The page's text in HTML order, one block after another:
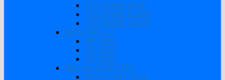
TECHFINE 4KW
TECHFINE 6.2KW
TECHFINE 11KW
BIẾN TẦN SP
SP 3200
SP 4200
SP 7000
Biến tần SOROTEC
REVO HMT 4KW